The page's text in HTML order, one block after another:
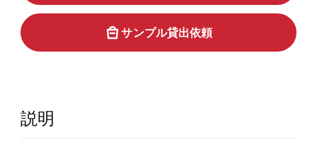
サンプル貸出依頼
説明